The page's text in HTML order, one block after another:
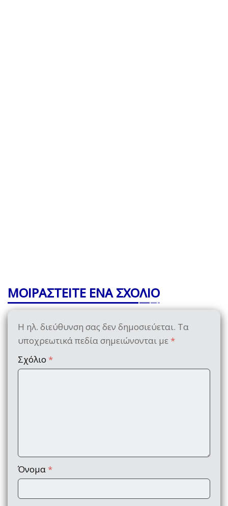
ΜΟΙΡΑΣΤΕΙΤΕ ΕΝΑ ΣΧΟΛΙΟ
Η ηλ. διεύθυνση σας δεν δημοσιεύεται. Τα
υποχρεωτικά πεδία σημειώνονται με *
Σχόλιο *
Όνομα *